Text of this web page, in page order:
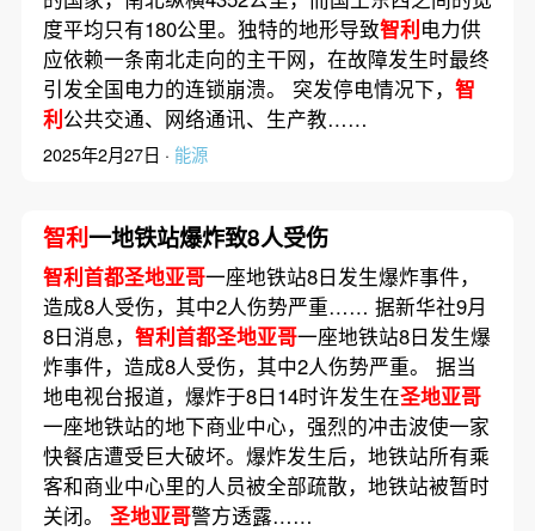
度平均只有180公里。独特的地形导致智利电力供
应依赖一条南北走向的主干网，在故障发生时最终
引发全国电力的连锁崩溃。 突发停电情况下， 智
利公共交通、网络通讯、生产教……
2025年2月27日 · 能源
智利一地铁站爆炸致8人受伤
智利首都圣地亚哥一座地铁站8日发生爆炸事件，
造成8人受伤，其中2人伤势严重…… 据新华社9月
8日消息， 智利首都圣地亚哥一座地铁站8日发生爆
炸事件，造成8人受伤，其中2人伤势严重。 据当
地电视台报道，爆炸于8日14时许发生在圣地亚哥
一座地铁站的地下商业中心，强烈的冲击波使一家
快餐店遭受巨大破坏。爆炸发生后，地铁站所有乘
客和商业中心里的人员被全部疏散，地铁站被暂时
关闭。 圣地亚哥警方透露……